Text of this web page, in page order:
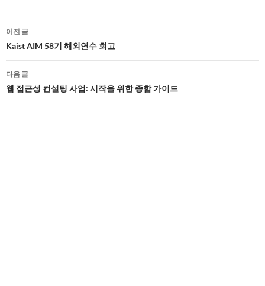
글
네
비
게
이
이전 글
Kaist AIM 58기 해외연수 회고
다음 글
웹 접근성 컨설팅 사업: 시작을 위한 종합 가이드